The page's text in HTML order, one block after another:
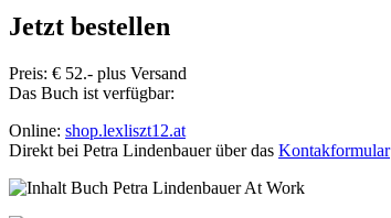
Jetzt bestellen
Preis: € 52.- plus Versand
Das Buch ist verfügbar:
Online: shop.lexliszt12.at
Direkt bei Petra Lindenbauer über das Kontakformular